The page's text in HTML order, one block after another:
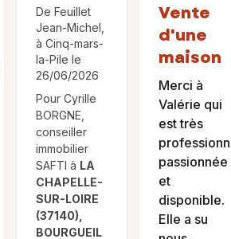
De Feuillet
Jean-Michel,
à Cinq-mars-
la-Pile le
26/06/2026
Pour Cyrille
BORGNE,
conseiller
immobilier
SAFTI à LA
CHAPELLE-
SUR-LOIRE
(37140),
BOURGUEIL
Vente
d'une
maison
Merci à
Valérie qui
est très
passionnée
et
disponible.
Elle a su